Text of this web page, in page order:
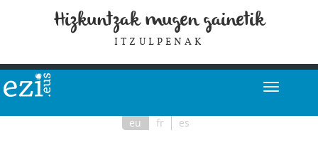
Hizkuntzak mugen gainetik
ITZULPENAK
eu fr es